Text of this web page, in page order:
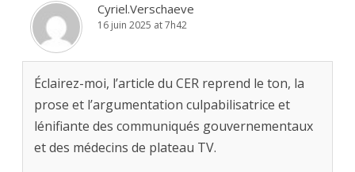
Cyriel.Verschaeve
16 juin 2025 at 7h42
Éclairez-moi, l’article du CER reprend le ton, la
prose et l’argumentation culpabilisatrice et
lénifiante des communiqués gouvernementaux
et des médecins de plateau TV.